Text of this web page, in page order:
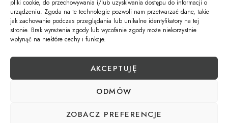
pliki cookie, do przechowywania i/lub uzyskiwania dostępu do informacji o
urządzeniu. Zgoda na te technologie pozwoli nam przetwarzać dane, takie
jak zachowanie podczas przeglądania lub unikalne identyfikatory na tej
stronie. Brak wyrażenia zgody lub wycofanie zgody może niekorzystnie
wpłynąć na niektóre cechy i funkcje.
AKCEPTUJĘ
ODMÓW
ZOBACZ PREFERENCJE
Wyprowadzenie do grobu o godz.16:00
Cmentarz:Komunalny w Cięcinie
UDOSTĘPNIJ NEKROLOG